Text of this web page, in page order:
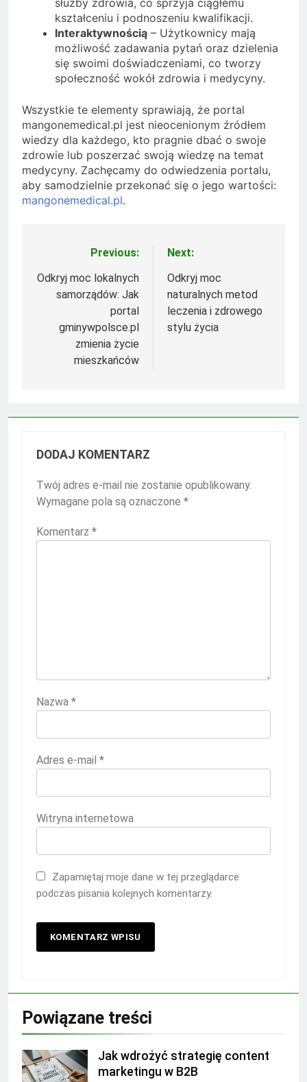
kształceniu i podnoszeniu kwalifikacji.
Interaktywnością – Użytkownicy mają
możliwość zadawania pytań oraz dzielenia
się swoimi doświadczeniami, co tworzy
społeczność wokół zdrowia i medycyny.
Wszystkie te elementy sprawiają, że portal
mangonemedical.pl jest nieocenionym źródłem
wiedzy dla każdego, kto pragnie dbać o swoje
zdrowie lub poszerzać swoją wiedzę na temat
medycyny. Zachęcamy do odwiedzenia portalu,
aby samodzielnie przekonać się o jego wartości:
mangonemedical.pl.
Nawigacja
wpisu
Previous:
Odkryj moc lokalnych
samorządów: Jak
portal
gminywpolsce.pl
zmienia życie
mieszkańców
Next:
Odkryj moc
naturalnych metod
leczenia i zdrowego
stylu życia
DODAJ KOMENTARZ
Twój adres e-mail nie zostanie opublikowany.
Wymagane pola są oznaczone *
Komentarz *
Nazwa *
Adres e-mail *
Witryna internetowa
Zapamiętaj moje dane w tej przeglądarce
podczas pisania kolejnych komentarzy.
Powiązane treści
Jak wdrożyć strategię content
marketingu w B2B